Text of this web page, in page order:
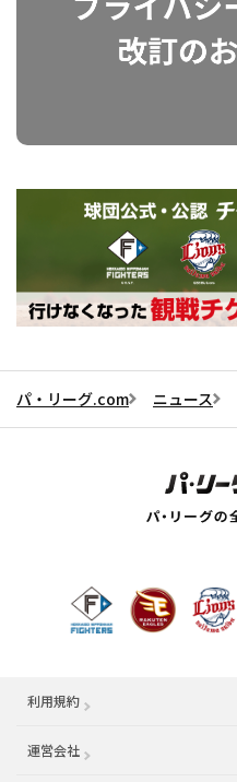
パ・リーグ.com ニュース
利用規約
運営会社 （別ウィンドウで開く）